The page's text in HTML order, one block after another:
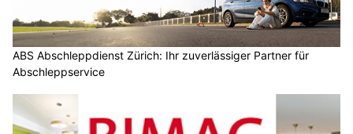
ABS Abschleppdienst Zürich: Ihr zuverlässiger Partner für
Abschleppservice